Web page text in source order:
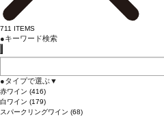
711 ITEMS
●キーワード検索
●タイプで選ぶ▼
赤ワイン (416)
白ワイン (179)
スパークリングワイン (68)